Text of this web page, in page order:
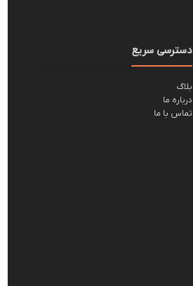
دسترسی سریع
بلاگ
درباره ما
تماس با ما